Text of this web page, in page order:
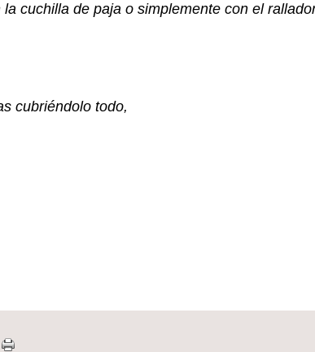
cuchilla de paja o simplemente con el
cubriéndolo todo,